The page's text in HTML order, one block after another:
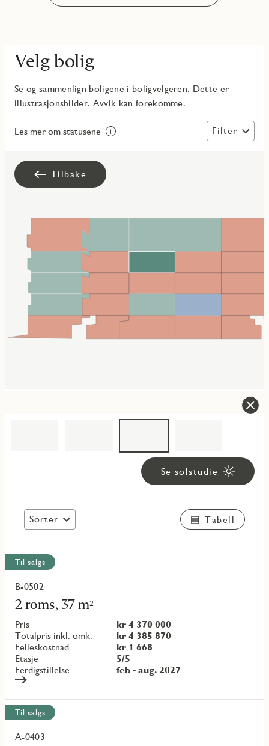
Velg bolig
Se og sammenlign boligene i boligvelgeren. Dette er
illustrasjonsbilder. Avvik kan forekomme.
Les mer om statusene Filter
Tilbake
Se solstudie
Sorter Tabell
Vis
alle
objekt
Til salgs
B-0502
2 roms, 37 m²
Pris
kr 4 370 000
Totalpris inkl. omk.
kr 4 385 870
Felleskostnad
kr 1 668
Etasje
5/5
Ferdigstillelse
feb - aug. 2027
Les
mer
om
objekt
{objectNumber}
Til salgs
A-0403
Les